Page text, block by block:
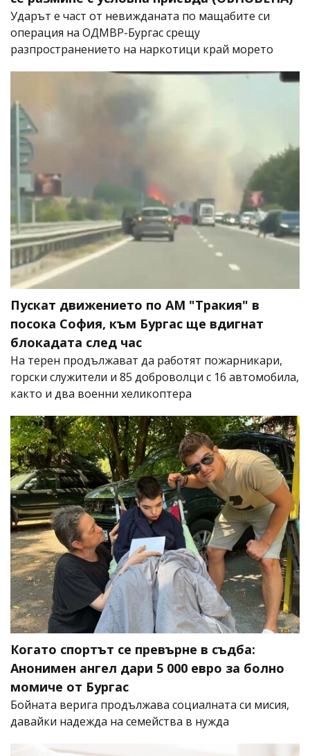
Ударът е част от невижданата по мащабите си
операция на ОДМВР-Бургас срещу
разпространението на наркотици край морето
Пускат движението по АМ "Тракия" в
посока София, към Бургас ще вдигнат
блокадата след час
На терен продължават да работят пожарникари,
горски служители и 85 доброволци с 16 автомобила,
както и два военни хеликоптера
Когато спортът се превърне в съдба:
Анонимен ангел дари 5 000 евро за болно
момиче от Бургас
Бойната верига продължава социалната си мисия,
давайки надежда на семейства в нужда